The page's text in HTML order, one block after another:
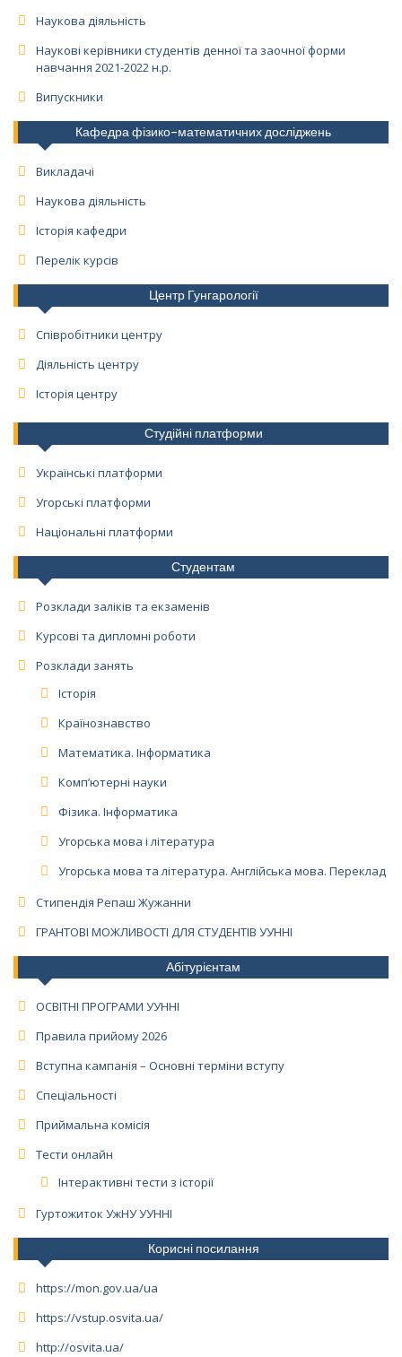
Наукова діяльність
Наукові керівники студентів денної та заочної форми
навчання 2021-2022 н.р.
Випускники
Кафедра фізико-математичних досліджень
Викладачі
Наукова діяльність
Історія кафедри
Перелік курсів
Центр Гунгарології
Співробітники центру
Діяльність центру
Історія центру
Студійні платформи
Українські платформи
Угорські платформи
Національні платформи
Студентам
Розклади заліків та екзаменів
Курсові та дипломні роботи
Розклади занять
Історія
Країнознавство
Математика. Інформатика
Комп’ютерні науки
Фізика. Інформатика
Угорська мова і література
Угорська мова та література. Англійська мова. Переклад
Стипендія Репаш Жужанни
ГРАНТОВІ МОЖЛИВОСТІ ДЛЯ СТУДЕНТІВ УУННІ
Абітурієнтам
ОСВІТНІ ПРОГРАМИ УУННІ
Правила прийому 2026
Вступна кампанія – Основні терміни вступу
Спеціальності
Приймальна комісія
Тести онлайн
Інтерактивні тести з історії
Гуртожиток УжНУ УУННІ
Корисні посилання
https://mon.gov.ua/ua
https://vstup.osvita.ua/
http://osvita.ua/